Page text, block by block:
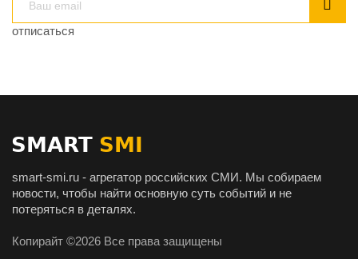
отписаться
smart-smi.ru - агрегатор российских СМИ. Мы собираем
новости, чтобы найти основную суть событий и не
потеряться в деталях.
Копирайт ©2026 Все права защищены